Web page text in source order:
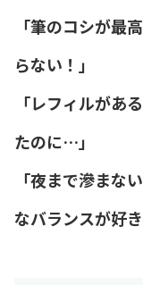
「筆のコシが最
らない！」
「レフィルがあ
たのに…」
「夜まで滲まな
なバランスが好き